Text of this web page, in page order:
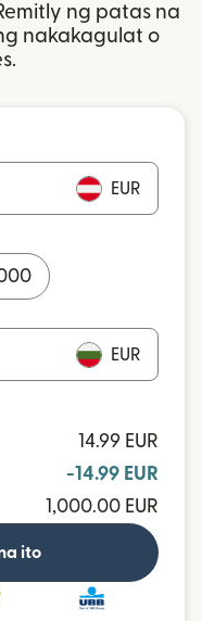
ng patas na
nakakagulat o
EUR
EUR
14.99 EUR
-14.99 EUR
1,000.00 EUR
ito